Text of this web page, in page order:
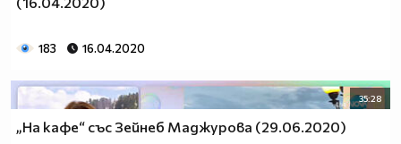
183 16.04.2020
35:28
„На кафе“ със Зейнеб Маджурова (29.06.2020)